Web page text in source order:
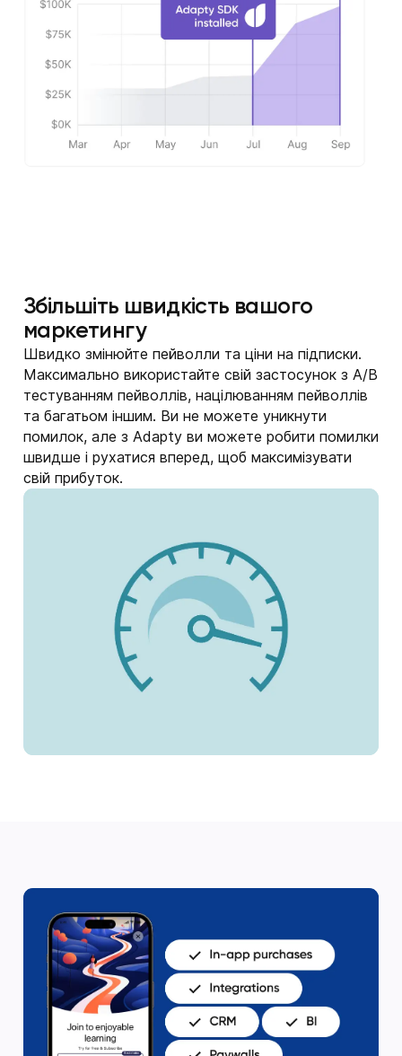
Збільшіть швидкість вашого
маркетингу
Швидко змінюйте пейволли та ціни на підписки.
Максимально використайте свій застосунок з A/B
тестуванням пейволлів, націлюванням пейволлів
та багатьом іншим. Ви не можете уникнути
помилок, але з Adapty ви можете робити помилки
швидше і рухатися вперед, щоб максимізувати
свій прибуток.